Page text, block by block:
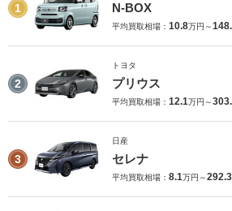
1 N-BOX
平均買取相場： 10.8万円～
2
トヨタ
プリウス
平均買取相場： 12.1万円～
3
日産
セレナ
平均買取相場： 8.1万円～292.3